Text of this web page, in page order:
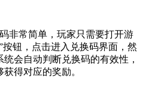
非常简单，玩家只需要打开游
钮，点击进入兑换码界面，然
会自动判断兑换码的有效性，
得对应的奖励。